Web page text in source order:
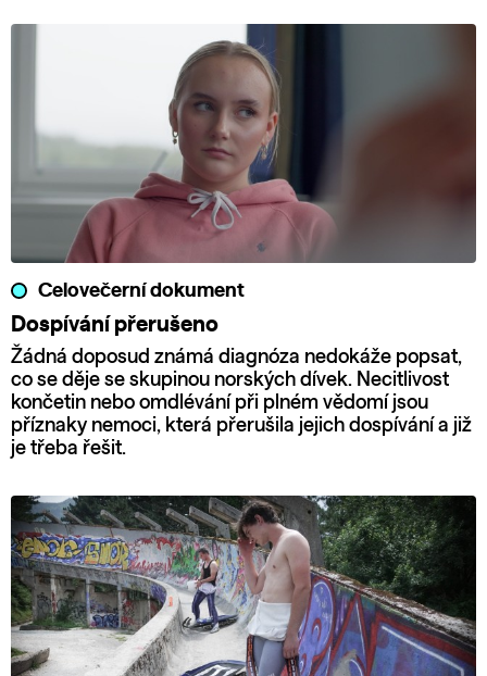
Celovečerní dokument
Dospívání přerušeno
Žádná doposud známá diagnóza nedokáže popsat,
co se děje se skupinou norských dívek. Necitlivost
končetin nebo omdlévání při plném vědomí jsou
příznaky nemoci, která přerušila jejich dospívání a již
je třeba řešit.